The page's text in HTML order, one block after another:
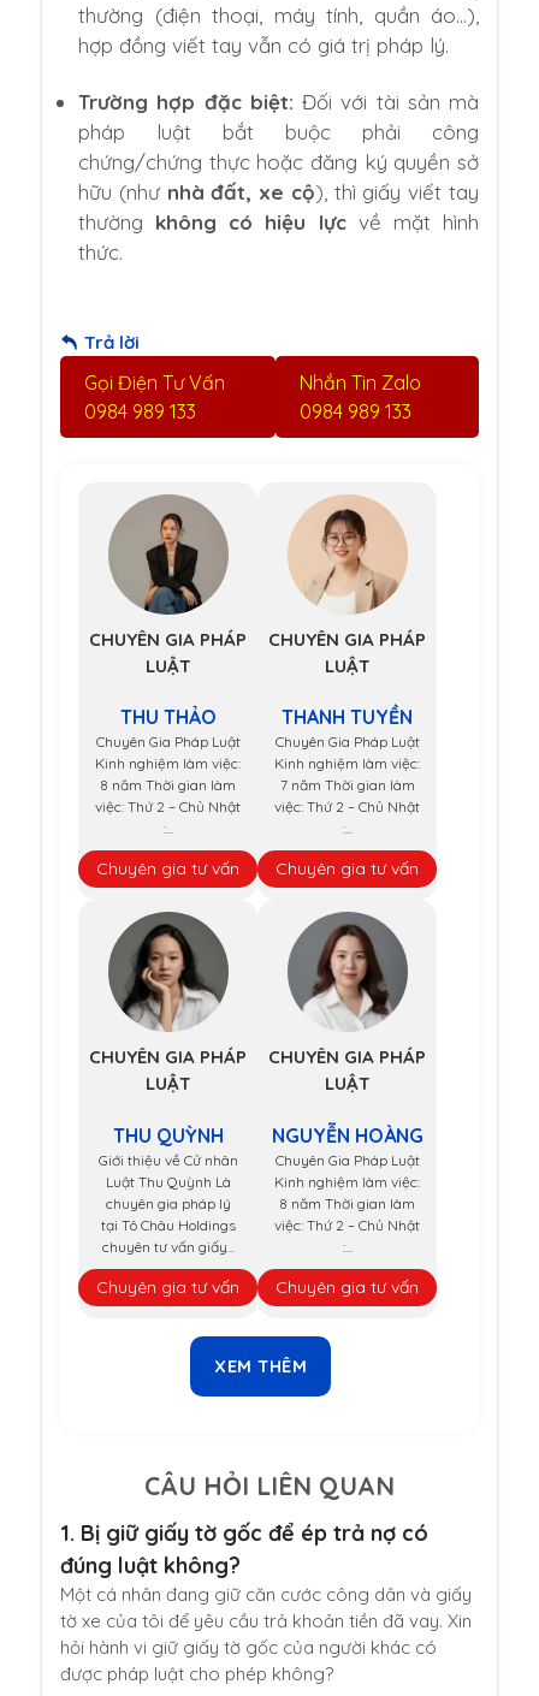
thường (điện thoại, máy tính, quần áo…),
hợp đồng viết tay vẫn có giá trị pháp lý.
Trường hợp đặc biệt: Đối với tài sản mà
pháp luật bắt buộc phải công
chứng/chứng thực hoặc đăng ký quyền sở
hữu (như nhà đất, xe cộ), thì giấy viết tay
thường không có hiệu lựcvề mặt hình
thức.
Trả lời
Gọi Điện Tư Vấn
0984 989 133
Nhắn Tin Zalo
0984 989 133
CHUYÊN GIA PHÁP
LUẬT
THU THẢO
Chuyên Gia Pháp Luật
Kinh nghiệm làm việc:
8 năm Thời gian làm
việc: Thứ 2 – Chủ Nhật
:...
Chuyên gia tư vấn
CHUYÊN GIA PHÁP
LUẬT
THANH TUYỀN
Chuyên Gia Pháp Luật
Kinh nghiệm làm việc:
7 năm Thời gian làm
việc: Thứ 2 – Chủ Nhật
:...
Chuyên gia tư vấn
CHUYÊN GIA PHÁP
LUẬT
THU QUỲNH
Giới thiệu về Cử nhân
Luật Thu Quỳnh Là
chuyên gia pháp lý
tại Tô Châu Holdings
chuyên tư vấn giấy...
Chuyên gia tư vấn
CHUYÊN GIA PHÁP
LUẬT
NGUYỄN HOÀNG
Chuyên Gia Pháp Luật
Kinh nghiệm làm việc:
8 năm Thời gian làm
việc: Thứ 2 – Chủ Nhật
:...
Chuyên gia tư vấn
XEM THÊM
CÂU HỎI LIÊN QUAN
1. Bị giữ giấy tờ gốc để ép trả nợ có
đúng luật không?
Một cá nhân đang giữ căn cước công dân và giấy
tờ xe của tôi để yêu cầu trả khoản tiền đã vay. Xin
hỏi hành vi giữ giấy tờ gốc của người khác có
được pháp luật cho phép không?